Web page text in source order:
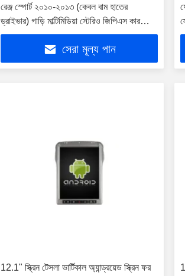
রেঞ্জ স্পোর্ট ২০১০-২০১৩ (কেবল বাম হাতের
ড্রাইভার) গাড়ি মাল্টিমিডিয়া স্টেরিও জিপিএস কারপ্লে
প্লেয়ার
সেরা মূল্য পান
12.1" স্ক্রিন টেসলা ভার্টিকাল অ্যান্ড্রয়েড স্ক্রিন ফর